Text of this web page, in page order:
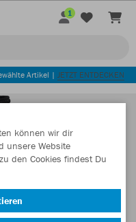
1
Artikel | JETZT ENTDECKEN
können wir dir
unsere Website
den Cookies findest Du